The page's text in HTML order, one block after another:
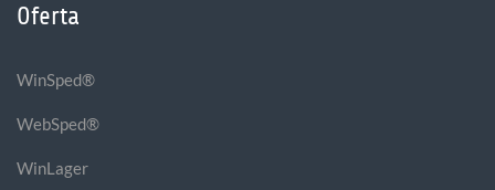
Oferta
WinSped®
WebSped®
WinLager